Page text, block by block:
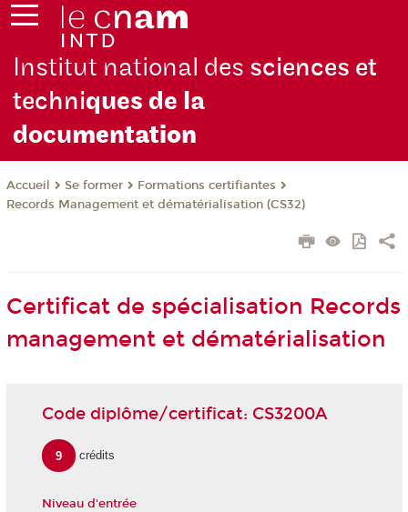
Institut national des sciences et
techniques de la
documentation
Accueil Se former
Formations certifiantes
Records Management et dématérialisation (CS32)
Certificat de spécialisation Records
management et dématérialisation
Code diplôme/certificat: CS3200A
9 crédits
Niveau d'entrée